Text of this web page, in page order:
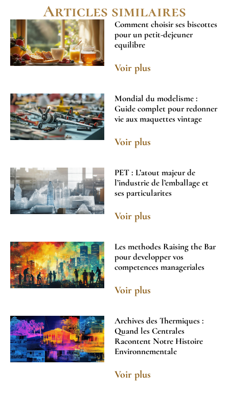
Articles similaires
Comment choisir ses biscottes
pour un petit-dejeuner
equilibre
Voir plus
Mondial du modelisme :
Guide complet pour redonner
vie aux maquettes vintage
Voir plus
PET : L’atout majeur de
l’industrie de l’emballage et
ses particularites
Voir plus
Les methodes Raising the Bar
pour developper vos
competences manageriales
Voir plus
Archives des Thermiques :
Quand les Centrales
Racontent Notre Histoire
Environnementale
Voir plus